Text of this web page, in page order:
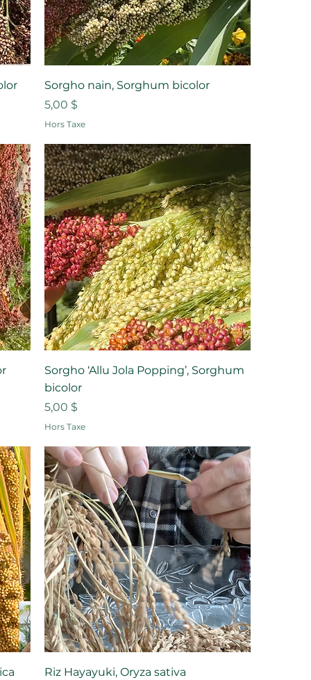
Sorgho nain, Sorghum bicolor
Prix
5,00 $
Hors Taxe
Sorgho ‘Allu Jola Popping’, Sorghum
bicolor
Prix
5,00 $
Hors Taxe
Riz Hayayuki, Oryza sativa